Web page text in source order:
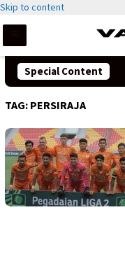
Skip to content
Special Content
TAG: PERSIRAJA